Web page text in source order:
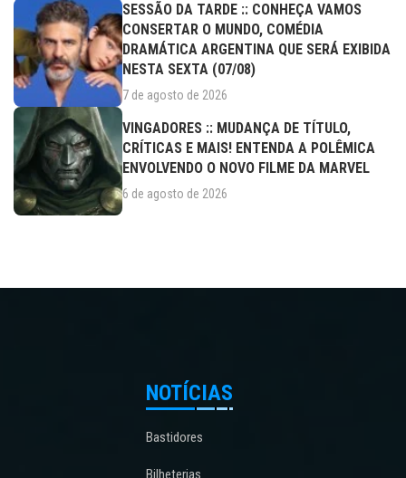
SESSÃO DA TARDE :: CONHEÇA VAMOS
CONSERTAR O MUNDO, COMÉDIA
DRAMÁTICA ARGENTINA QUE SERÁ EXIBIDA
NESTA SEXTA (07/08)
7 de agosto de 2026
VINGADORES :: MUDANÇA DE TÍTULO,
CRÍTICAS E MAIS! ENTENDA A POLÊMICA
ENVOLVENDO O NOVO FILME DA MARVEL
6 de agosto de 2026
NOTÍCIAS
Bastidores
Bilheterias